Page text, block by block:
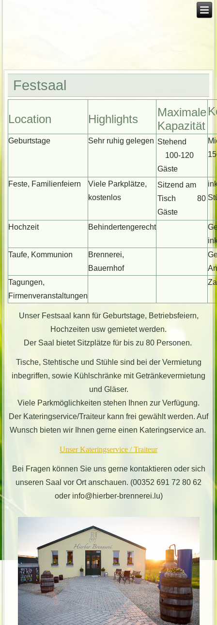
Festsaal
Location Highlights
Maximale
Kapazität
Geburtstage Sehr ruhig gelegen Stehend
100-120
Gäste
Feste, Familienfeiern
Viele Parkplätze,
kostenlos
Sitzend am
Tisch 80
Gäste
Hochzeit Behindertengerecht
Taufe, Kommunion
Brennerei,
Bauernhof
Tagungen,
Firmenveranstaltungen
Unser Festsaal kann für Geburtstage, Betriebsfeiern,
Hochzeiten usw gemietet werden.
Der Saal bietet Sitzplätze für bis zu 80 Personen.
Tische, Stehtische und Stühle sind bei der Vermietung
inbegriffen, sowie Kühlschränke mit Getränkevermietung
und Gläser.
Viele Parkmöglichkeiten stehen Ihnen zur Verfügung.
Der Kateringservice/Traiteur kann frei gewählt werden. Auf
Wunsch bieten wir Ihnen gerne einen Kateringservice an.
Unser Kateringservice / Traiteur
Bei Fragen können Sie uns gerne kontaktieren oder sich
unseren Saal vor Ort anschauen. (00352 691 72 80 62
oder info@hierber-brennerei.lu)